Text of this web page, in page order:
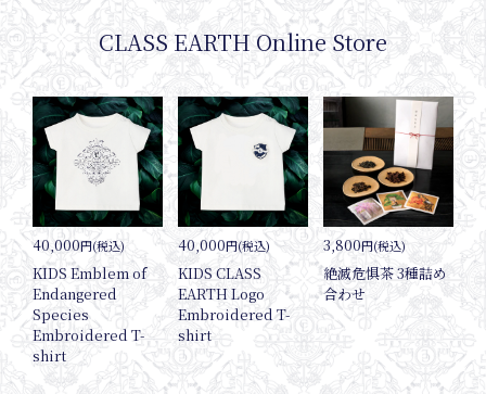
CLASS EARTH Online Store
40,000円(税込)
KIDS Emblem of
Endangered
Species
Embroidered T-
shirt
40,000円(税込)
KIDS CLASS
EARTH Logo
Embroidered T-
shirt
3,800円(税込)
絶滅危惧茶 3種詰め
合わせ